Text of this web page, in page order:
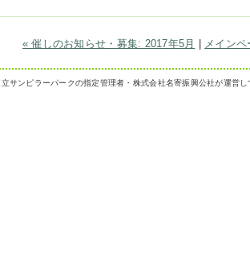
« 催しのお知らせ・募集: 2017年5月 メインペ
サンピラーパークの指定管理者・株式会社名寄振興公社が運営